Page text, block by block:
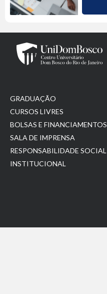
GRADUAÇÃO
CURSOS LIVRES
BOLSAS E FINANCIAMENTOS
SALA DE IMPRENSA
RESPONSABILIDADE SOCIAL
INSTITUCIONAL